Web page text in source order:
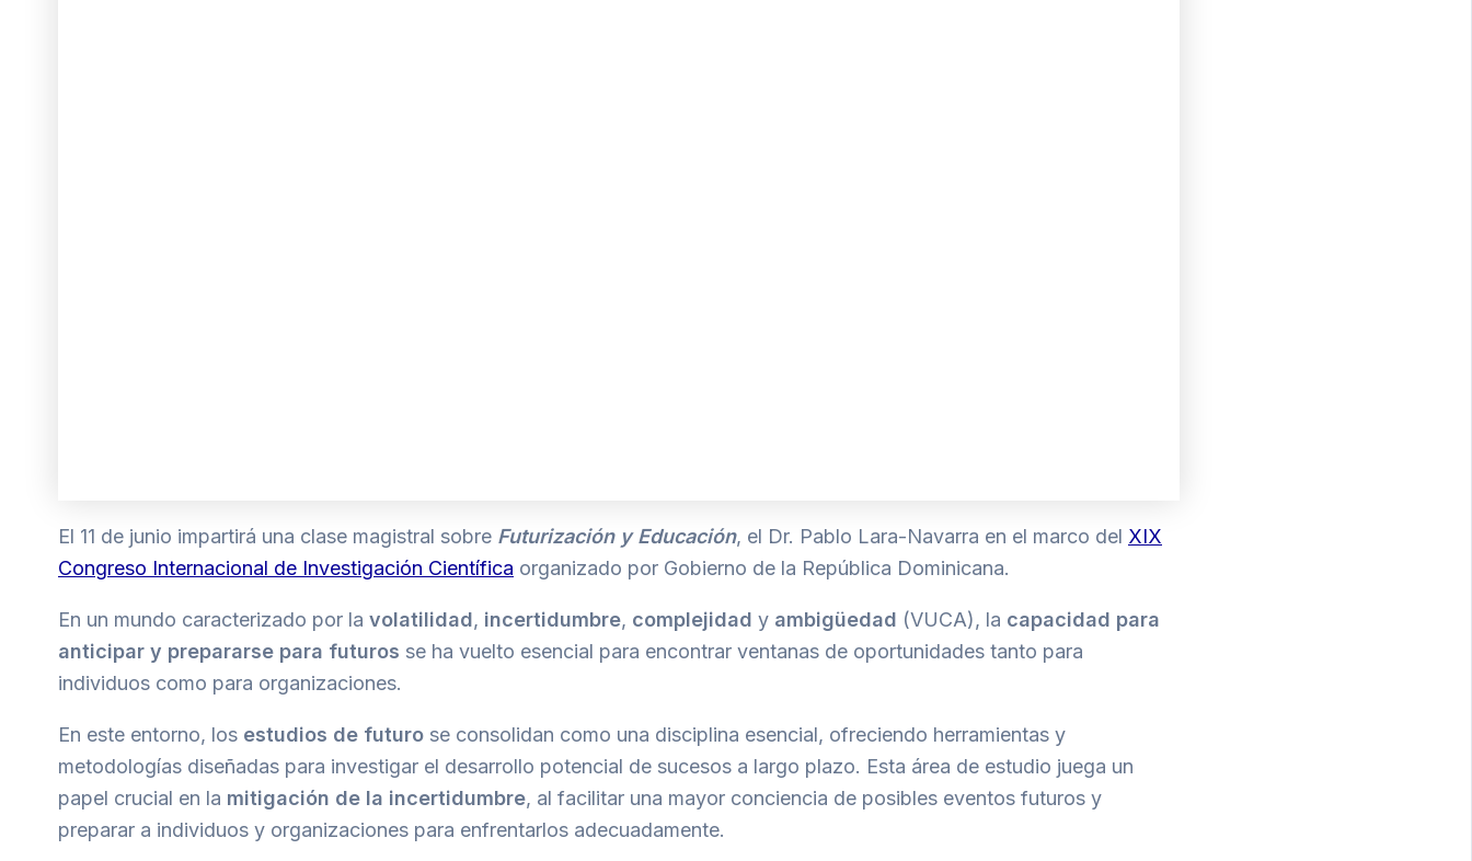
El 11 de junio impartirá una clase magistral sobre Futurización y Educación, el Dr. Pablo Lara-Navarra en el marco del XIX
Congreso Internacional de Investigación Científica organizado por Gobierno de la República Dominicana.
En un mundo caracterizado por la volatilidad, incertidumbre, complejidad y ambigüedad (VUCA), la capacidad para
anticipar y prepararse para futuros se ha vuelto esencial para encontrar ventanas de oportunidades tanto para
individuos como para organizaciones.
En este entorno, los estudios de futuro se consolidan como una disciplina esencial, ofreciendo herramientas y
metodologías diseñadas para investigar el desarrollo potencial de sucesos a largo plazo. Esta área de estudio juega un
papel crucial en la mitigación de la incertidumbre, al facilitar una mayor conciencia de posibles eventos futuros y
preparar a individuos y organizaciones para enfrentarlos adecuadamente.